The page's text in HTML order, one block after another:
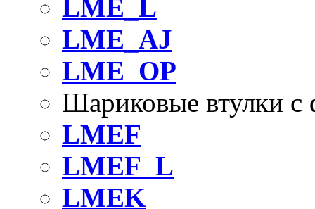
LME_L
LME_AJ
LME_OP
Шариковые втулки с
LMEF
LMEF_L
LMEK